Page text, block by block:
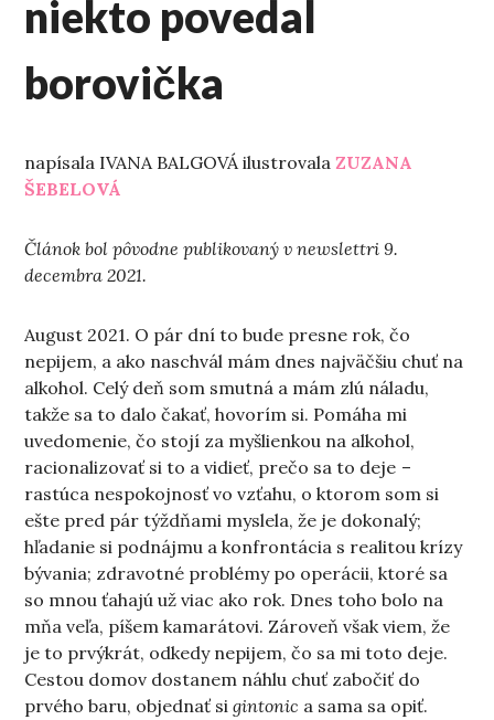
niekto povedal
borovička
napísala IVANA BALGOVÁ ilustrovala ZUZANA
ŠEBELOVÁ
Článok bol pôvodne publikovaný v newslettri 9.
decembra 2021.
August 2021. O pár dní to bude presne rok, čo
nepijem, a ako naschvál mám dnes najväčšiu chuť na
alkohol. Celý deň som smutná a mám zlú náladu,
takže sa to dalo čakať, hovorím si. Pomáha mi
uvedomenie, čo stojí za myšlienkou na alkohol,
racionalizovať si to a vidieť, prečo sa to deje –
rastúca nespokojnosť vo vzťahu, o ktorom som si
ešte pred pár týždňami myslela, že je dokonalý;
hľadanie si podnájmu a konfrontácia s realitou krízy
bývania; zdravotné problémy po operácii, ktoré sa
so mnou ťahajú už viac ako rok. Dnes toho bolo na
mňa veľa, píšem kamarátovi. Zároveň však viem, že
je to prvýkrát, odkedy nepijem, čo sa mi toto deje.
Cestou domov dostanem náhlu chuť zabočiť do
prvého baru, objednať sigintonic a sama sa opiť.